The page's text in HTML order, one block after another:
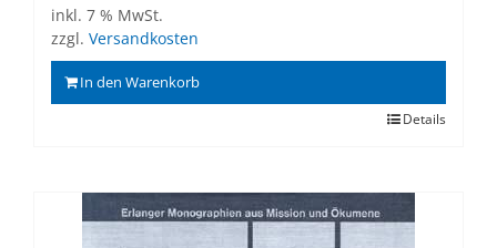
inkl. 7 % MwSt.
zzgl. Versandkosten
In den Warenkorb
Details